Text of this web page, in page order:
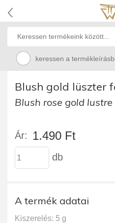
keressen a
Blush gold lüszter
Blush rose gold
Ár: 1.490 Ft
db
A termék adatai
Kiszerelés: 5 g